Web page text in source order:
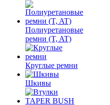
Полиуретановые
ремни (T, AT)
Круглые ремни
Шкивы